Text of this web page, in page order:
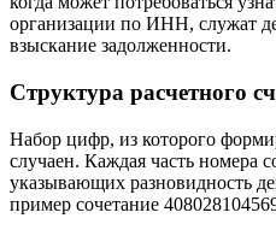
присваиваемая банком
когда может потребоваться
организации по ИНН, служат
взыскание задолженности.